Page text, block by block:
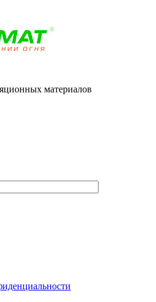
материалов